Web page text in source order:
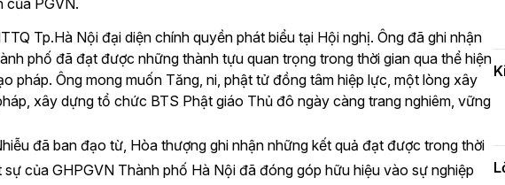
của PGVN.
Tp.Hà Nội đại diện chính quyền phát biểu tại Hội nghị. Ông đã ghi nhận
phố đã đạt được những thành tựu quan trọng trong thời gian qua thể hiện
pháp. Ông mong muốn Tăng, ni, phật tử đồng tâm hiệp lực, một lòng xây
xây dựng tổ chức BTS Phật giáo Thủ đô ngày càng trang nghiêm, vững
đã ban đạo từ, Hòa thượng ghi nhận những kết quả đạt được trong thời
của GHPGVN Thành phố Hà Nội đã đóng góp hữu hiệu vào sự nghiệp